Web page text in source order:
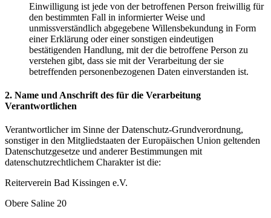
Einwilligung ist jede von der betroffenen Person freiwillig für
den bestimmten Fall in informierter Weise und
unmissverständlich abgegebene Willensbekundung in Form
einer Erklärung oder einer sonstigen eindeutigen
bestätigenden Handlung, mit der die betroffene Person zu
verstehen gibt, dass sie mit der Verarbeitung der sie
betreffenden personenbezogenen Daten einverstanden ist.
2. Name und Anschrift des für die Verarbeitung
Verantwortlichen
Verantwortlicher im Sinne der Datenschutz-Grundverordnung,
sonstiger in den Mitgliedstaaten der Europäischen Union geltenden
Datenschutzgesetze und anderer Bestimmungen mit
datenschutzrechtlichem Charakter ist die:
Reiterverein Bad Kissingen e.V.
Obere Saline 20